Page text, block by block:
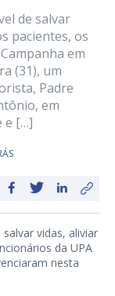
de salvar
pacientes, os
em
(31), um
Padre
em
e […]
vidas, aliviar
da UPA
nesta